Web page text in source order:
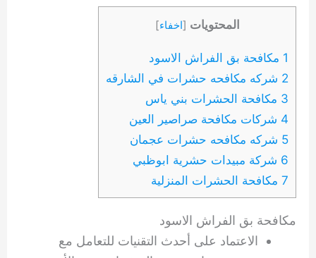
المحتويات [اخفاء]
1 مكافحة بق الفراش الاسود
2 شركه مكافحه حشرات في الشارقه
3 مكافحة الحشرات بني ياس
4 شركات مكافحة صراصير العين
5 شركه مكافحه حشرات عجمان
6 شركة مبيدات حشرية ابوظبي
7 مكافحة الحشرات المنزلية
مكافحة بق الفراش الاسود
الاعتماد على أحدث التقنيات للتعامل مع